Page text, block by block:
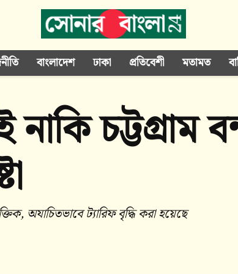
বাংলাদেশ ঢাকা প্রতিবেশী মতামত
চট্টগ্রাম
অযাচিতভাবে ট্যারিফ বৃদ্ধি করা হয়েছে